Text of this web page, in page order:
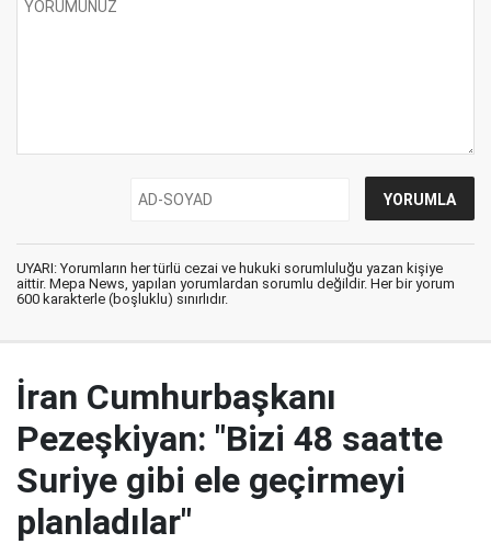
UYARI: Yorumların her türlü cezai ve hukuki sorumluluğu yazan kişiye
aittir. Mepa News, yapılan yorumlardan sorumlu değildir. Her bir yorum
600 karakterle (boşluklu) sınırlıdır.
İran Cumhurbaşkanı
Pezeşkiyan: "Bizi 48 saatte
Suriye gibi ele geçirmeyi
planladılar"